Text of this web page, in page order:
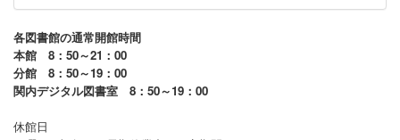
各図書館の通常開館時間
本館 8：50～21：00
分館 8：50～19：00
関内デジタル図書室 8：50～19：00
休館日